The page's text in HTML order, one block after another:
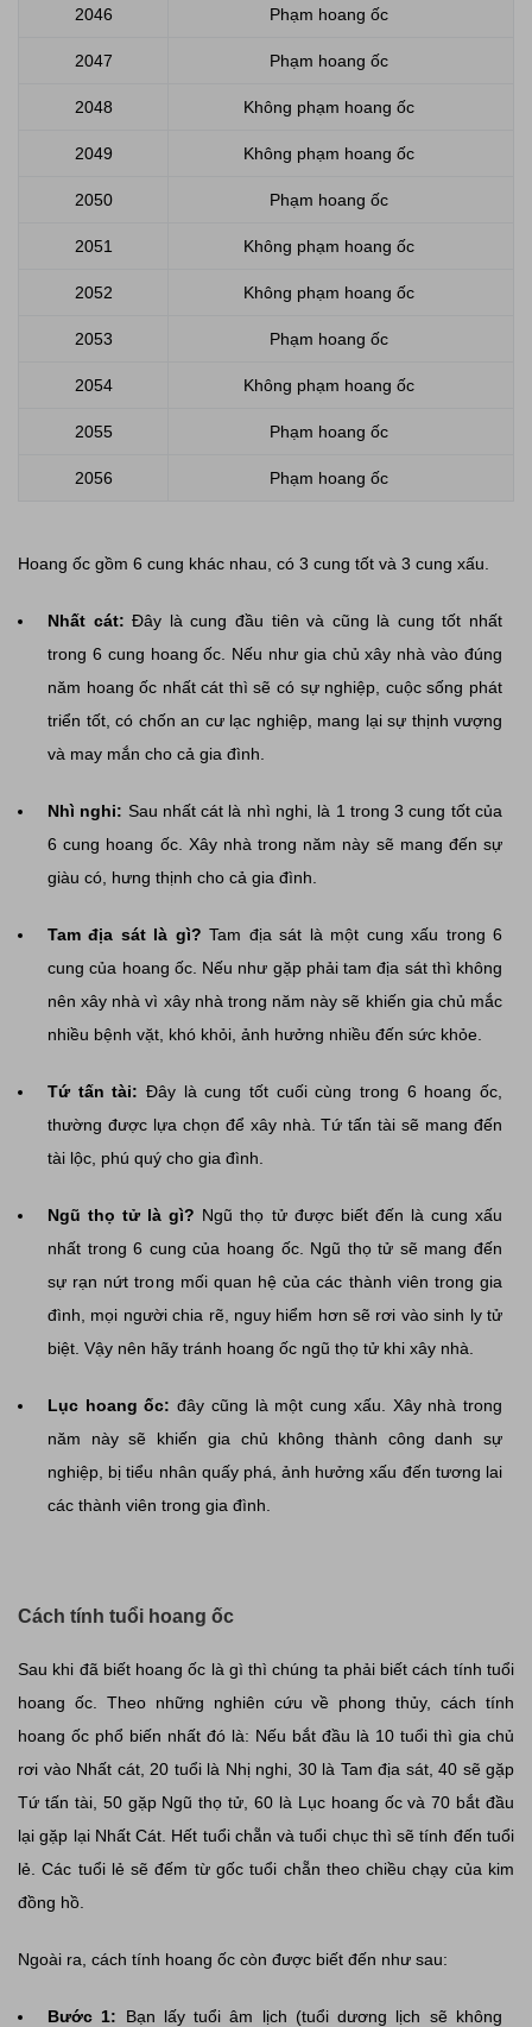
2046 Phạm hoang ốc
2047 Phạm hoang ốc
2048 Không phạm hoang ốc
2049 Không phạm hoang ốc
2050 Phạm hoang ốc
2051 Không phạm hoang ốc
2052 Không phạm hoang ốc
2053 Phạm hoang ốc
2054 Không phạm hoang ốc
2055 Phạm hoang ốc
2056 Phạm hoang ốc
Hoang ốc gồm 6 cung khác nhau, có 3 cung tốt và 3 cung xấu.
Nhất cát:Đây là cung đầu tiên và cũng là cung tốt nhất
trong 6 cung hoang ốc. Nếu như gia chủ xây nhà vào đúng
năm hoang ốc nhất cát thì sẽ có sự nghiệp, cuộc sống phát
triển tốt, có chốn an cư lạc nghiệp, mang lại sự thịnh vượng
và may mắn cho cả gia đình.
Nhì nghi: Sau nhất cát là nhì nghi, là 1 trong 3 cung tốt của
6 cung hoang ốc. Xây nhà trong năm này sẽ mang đến sự
giàu có, hưng thịnh cho cả gia đình.
Tam địa sát là gì? Tam địa sát là một cung xấu trong 6
cung của hoang ốc. Nếu như gặp phải tam địa sát thì không
nên xây nhà vì xây nhà trong năm này sẽ khiến gia chủ mắc
nhiều bệnh vặt, khó khỏi, ảnh hưởng nhiều đến sức khỏe.
Tứ tấn tài: Đây là cung tốt cuối cùng trong 6 hoang ốc,
thường được lựa chọn để xây nhà. Tứ tấn tài sẽ mang đến
tài lộc, phú quý cho gia đình.
Ngũ thọ tử là gì? Ngũ thọ tử được biết đến là cung xấu
nhất trong 6 cung của hoang ốc. Ngũ thọ tử sẽ mang đến
sự rạn nứt trong mối quan hệ của các thành viên trong gia
đình, mọi người chia rẽ, nguy hiểm hơn sẽ rơi vào sinh ly tử
biệt. Vậy nên hãy tránh hoang ốc ngũ thọ tử khi xây nhà.
Lục hoang ốc: đây cũng là một cung xấu. Xây nhà trong
năm này sẽ khiến gia chủ không thành công danh sự
nghiệp, bị tiểu nhân quấy phá, ảnh hưởng xấu đến tương lai
các thành viên trong gia đình.
Cách tính tuổi hoang ốc
Sau khi đã biết hoang ốc là gì thì chúng ta phải biết cách tính tuổi
hoang ốc. Theo những nghiên cứu về phong thủy, cách tính
hoang ốc phổ biến nhất đó là: Nếu bắt đầu là 10 tuổi thì gia chủ
rơi vào Nhất cát, 20 tuổi là Nhị nghi, 30 là Tam địa sát, 40 sẽ gặp
Tứ tấn tài, 50 gặp Ngũ thọ tử, 60 là Lục hoang ốc và 70 bắt đầu
lại gặp lại Nhất Cát. Hết tuổi chẵn và tuổi chục thì sẽ tính đến tuổi
lẻ. Các tuổi lẻ sẽ đếm từ gốc tuổi chẵn theo chiều chạy của kim
đồng hồ.
Ngoài ra, cách tính hoang ốc còn được biết đến như sau:
Bước 1: Bạn lấy tuổi âm lịch (tuổi dương lịch sẽ không